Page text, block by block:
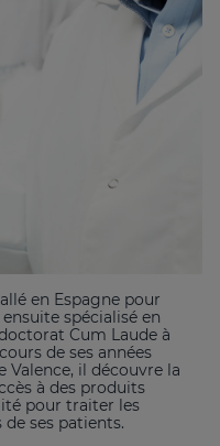
en Espagne pour
spécialisé en
Cum Laude à
de ses années
il découvre la
à des produits
pour traiter les
ses patients.